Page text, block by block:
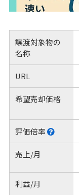
譲渡対象物の
名称
URL
希望売却価格
評価倍率
売上/月
利益/月